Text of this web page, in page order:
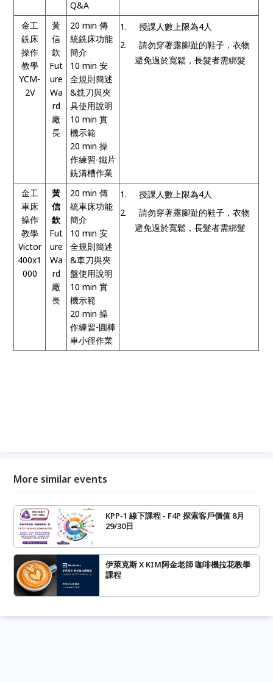
Q&A
金工
銑床
操作
教學
YCM-
2V
黃
信
欽
Fut
ure
Wa
rd
廠
長
20 min傳
統銑床功能
簡介
10 min安
全規則簡述
&銑刀與夾
具使用說明
10 min實
機示範
20 min操
作練習-鐵片
銑溝槽作業
1.授課人數上限為4人
2.請勿穿著露腳趾的鞋子，衣物
避免過於寬鬆，長髮者需綁髮
金工
車床
操作
教學
Victor
400x1
000
黃
信
欽
Fut
ure
Wa
rd
廠
長
20 min傳
統車床功能
簡介
10 min安
全規則簡述
&車刀與夾
盤使用說明
10 min實
機示範
20 min操
作練習-圓棒
車小徑作業
1.授課人數上限為4人
2.請勿穿著露腳趾的鞋子，衣物
避免過於寬鬆，長髮者需綁髮
More similar events
KPP-1 線下課程 - F4P 探索客戶價值 8月
29/30日
伊萊克斯 X KIM阿金老師 咖啡機拉花教學
課程